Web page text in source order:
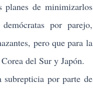
de minimizarlos
por parejo,
pero que para la
del Sur y Japón.
por parte de